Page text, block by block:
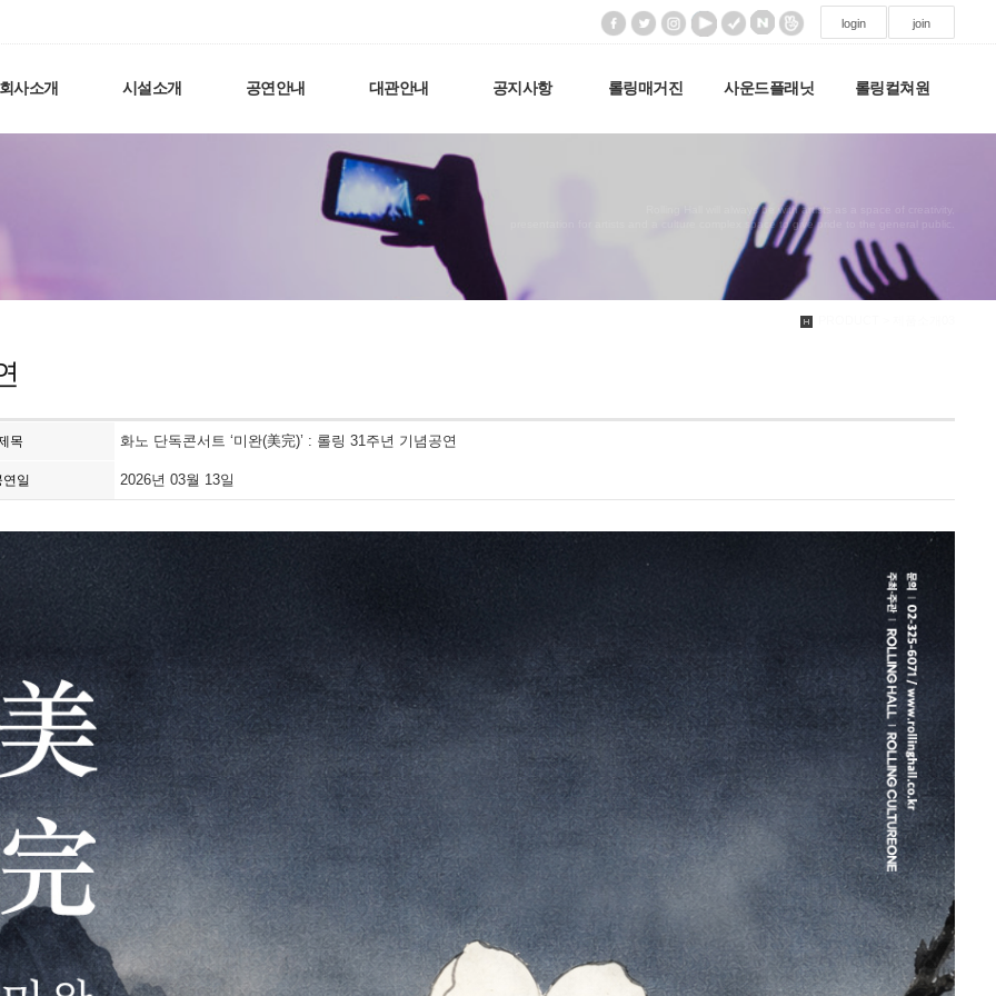
login join
사소개 시설소개 공연안내 대관안내 공지사항 롤링매거진 사운드플래닛 롤링컬쳐원
Rolling Hall will always be with artists as a space of creativity,
presentation for artists and a culture complex space to give pride to the general public.
목 화노 단독콘서트 ‘미완(美完)’ : 롤링 31주년 기념공연
일 2026년 03월 13일